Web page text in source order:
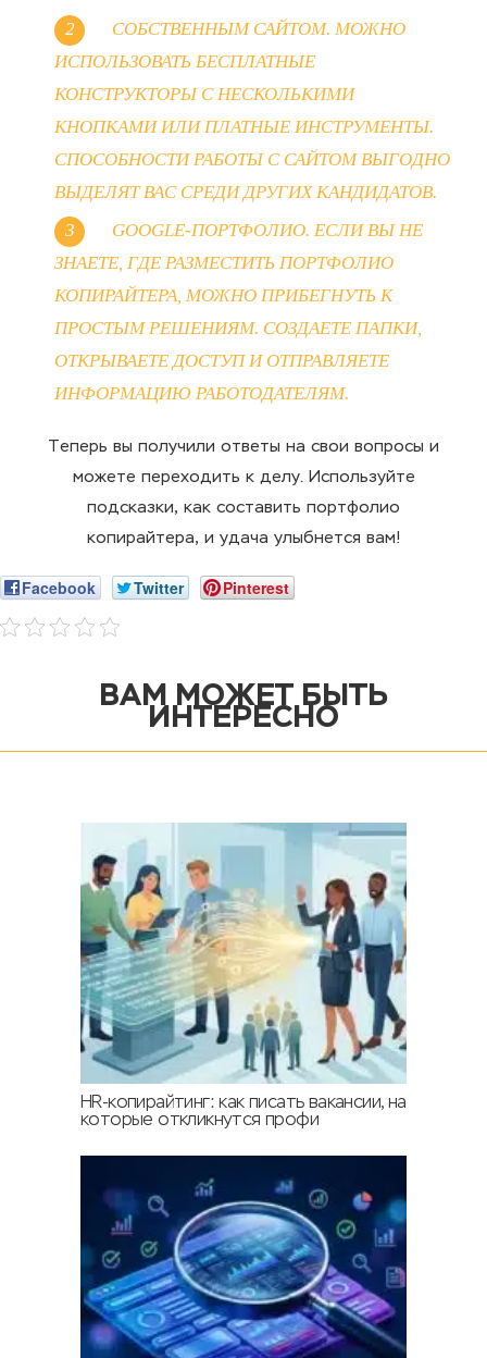
СОБСТВЕННЫМ САЙТОМ. МОЖНО
ИСПОЛЬЗОВАТЬ БЕСПЛАТНЫЕ
КОНСТРУКТОРЫ С НЕСКОЛЬКИМИ
КНОПКАМИ ИЛИ ПЛАТНЫЕ ИНСТРУМЕНТЫ.
СПОСОБНОСТИ РАБОТЫ С САЙТОМ ВЫГОДНО
ВЫДЕЛЯТ ВАС СРЕДИ ДРУГИХ КАНДИДАТОВ.
GOOGLE-ПОРТФОЛИО. ЕСЛИ ВЫ НЕ
ЗНАЕТЕ, ГДЕ РАЗМЕСТИТЬ ПОРТФОЛИО
КОПИРАЙТЕРА, МОЖНО ПРИБЕГНУТЬ К
ПРОСТЫМ РЕШЕНИЯМ. СОЗДАЕТЕ ПАПКИ,
ОТКРЫВАЕТЕ ДОСТУП И ОТПРАВЛЯЕТЕ
ИНФОРМАЦИЮ РАБОТОДАТЕЛЯМ.
Теперь вы получили ответы на свои вопросы и
можете переходить к делу. Используйте
подсказки, как составить портфолио
копирайтера, и удача улыбнется вам!
Facebook Twitter Pinterest
ВАМ МОЖЕТ БЫТЬ
ИНТЕРЕСНО
HR-копирайтинг: как писать вакансии, на
которые откликнутся профи